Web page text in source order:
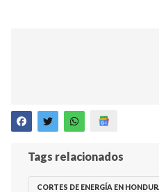
Tags relacionados
CORTES DE ENERGÍA EN